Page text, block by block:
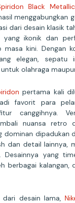
Black
menggabungkan
dari desain klasik
yang ikonik dan
masa kini. Dengan
elegan, sepatu
olahraga
pertama kali
favorit para
canggihnya.
nuansa retro
dominan dipadukan
dan detail lainnya,
Desainnya yang
berbagai kalangan,
dari desain lama,